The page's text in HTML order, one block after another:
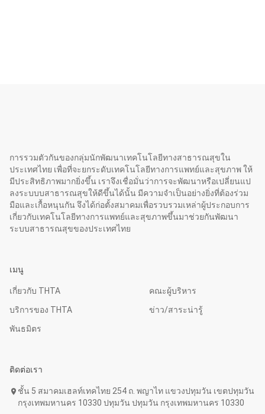
การรวมตัวกันของกลุ่มนักพัฒนาเทคโนโลยีทางสาธารณสุขใน
ประเทศไทย เพื่อที่จะยกระดับเทคโนโลยีทางการแพทย์และสุขภาพ ให้
มีประสิทธิภาพมากยิ่งขึ้น เราจึงเชื่อมั่นว่าการจะพัฒนาหรือเปลี่ยนแป
ลงระบบบสาธารณสุขให้ดีขึ้นได้นั้น มีความจำเป็นอย่างยิ่งที่ต้องร่วม
มือและเกื้อหนุนกัน จึงได้ก่อตั้งสมาคมเพื่อรวบรวมเหล่าผู้ประกอบการ
เกี่ยวกับเทคโนโลยีทางการแพทย์และสุขภาพขึ้นมาช่วยกันพัฒนา
ระบบสาธารณสุขของประเทศไทย
เมนู
เกี่ยวกับ THTA
คณะผู้บริหาร
บริการของ THTA
ข่าว/สาระน่ารู้
พันธมิตร
ติดต่อเรา
location_on ชั้น 5 สมาคมเฮลท์เทคไทย 254 ถ. พญาไท แขวงปทุมวัน เขตปทุมวัน
กรุงเทพมหานคร 10330 ปทุมวัน ปทุมวัน กรุงเทพมหานคร 10330